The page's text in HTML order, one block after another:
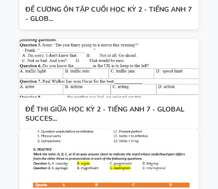
ĐỀ CƯƠNG ÔN TẬP CUỐI HỌC KỲ 2 - TIẾNG ANH 7
- GLOB...
ĐỀ THI GIỮA HỌC KỲ 2 - TIẾNG ANH 7 - GLOBAL
SUCCES...